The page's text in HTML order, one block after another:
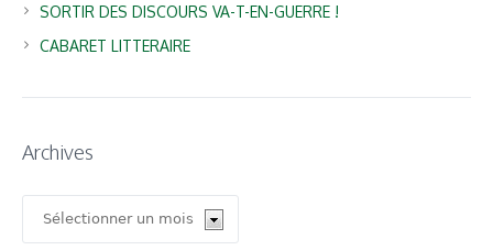
SORTIR DES DISCOURS VA-T-EN-GUERRE !
CABARET LITTERAIRE
Archives